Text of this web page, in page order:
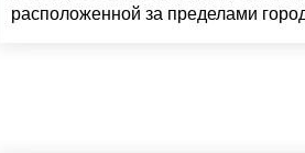
расположенной за пределами